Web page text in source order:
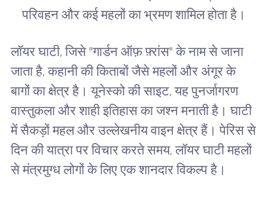
परिवहन और कई महलों का भ्रमण शामिल होता है।
लॉयर घाटी, जिसे "गार्डन ऑफ़ फ़्रांस" के नाम से जाना
जाता है, कहानी की किताबों जैसे महलों और अंगूर के
बागों का क्षेत्र है। यूनेस्को की साइट, यह पुनर्जागरण
वास्तुकला और शाही इतिहास का जश्न मनाती है। घाटी
में सैकड़ों महल और उल्लेखनीय वाइन क्षेत्र हैं। पेरिस से
दिन की यात्रा पर विचार करते समय, लॉयर घाटी महलों
से मंत्रमुग्ध लोगों के लिए एक शानदार विकल्प है।